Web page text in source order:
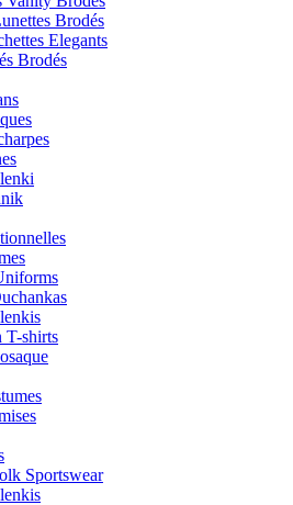
Brodés
Elegants
Brodés
T-shirts
Sportswear